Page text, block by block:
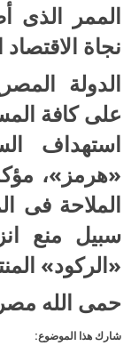
الممر الذى
نجاة الاقتصاد
الدولة
على كافة
استهداف
«هرمز»،
الملاحة فى
سبيل منع
«الركود»
حمى الله
شارك هذا الموضوع: